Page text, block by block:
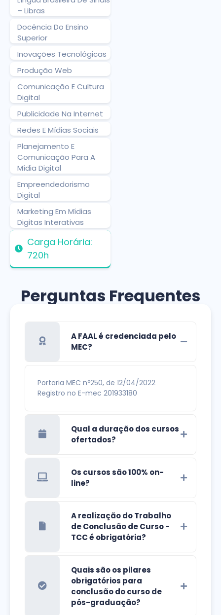
– Libras
Docência Do Ensino
Superior
Inovações Tecnológicas
Produção Web
Comunicação E Cultura
Digital
Publicidade Na Internet
Redes E Mídias Sociais
Planejamento E
Comunicação Para A
Mídia Digital
Empreendedorismo
Digital
Marketing Em Mídias
Digitas Interativas
Carga Horária:
720h
Perguntas Frequentes
A FAAL é credenciada pelo
MEC?
Portaria MEC nº250, de 12/04/2022
Registro no E-mec 201933180
Qual a duração dos cursos
ofertados?
Os cursos são 100% on-
line?
A realização do Trabalho
de Conclusão de Curso -
TCC é obrigatória?
Quais são os pilares
obrigatórios para
conclusão do curso de
pós-graduação?